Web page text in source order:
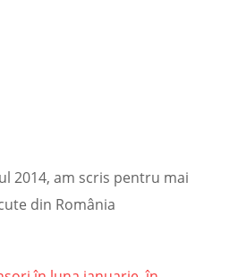
2014, am scris pentru mai
din România